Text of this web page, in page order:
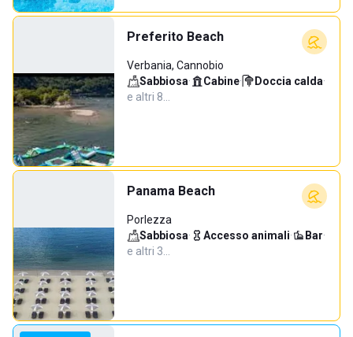
Preferito Beach
Verbania, Cannobio
Sabbiosa· Cabine· Doccia calda·
e altri 8…
Panama Beach
Porlezza
Sabbiosa· Accesso animali· Bar·
e altri 3…